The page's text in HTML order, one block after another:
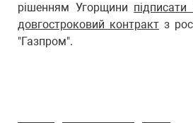
рішенням Угорщини
довгостроковий контракт з
"Газпром".